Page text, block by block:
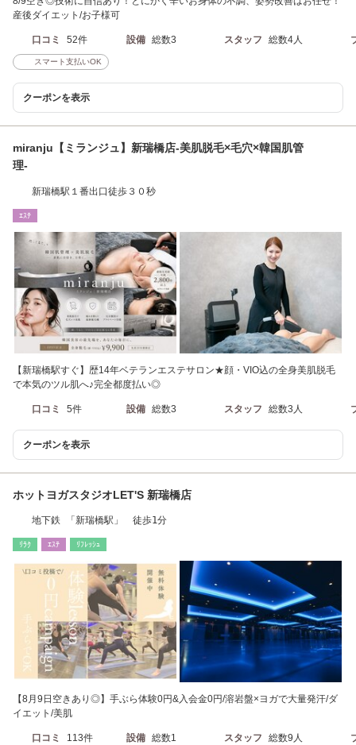
産後ダイエット/お子様可
口コミ 52件 設備 総数3 スタッフ 総数4人
スマート支払いOK
クーポンを表示
miranju【ミランジュ】新瑞橋店-美肌脱毛×毛穴×韓国肌管
理-
新瑞橋駅１番出口徒歩３０秒
ｴｽﾃ
【新瑞橋駅すぐ】歴14年ベテランエステサロン★顔・VIO込の全身美肌脱毛
で本気のツル肌へ♪完全都度払い◎
口コミ 5件 設備 総数3 スタッフ 総数3人
クーポンを表示
ホットヨガスタジオLET'S 新瑞橋店
地下鉄 「新瑞橋駅」 徒歩1分
ﾘﾗｸ ｴｽﾃ ﾘﾌﾚｯｼｭ
【8月9日空きあり◎】手ぶら体験0円&入会金0円/溶岩盤×ヨガで大量発汗/ダ
イエット/美肌
口コミ 113件 設備 総数1 スタッフ 総数9人